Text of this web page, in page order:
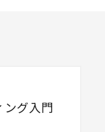
ング入門